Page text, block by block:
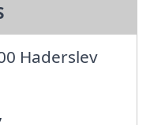
Haderslev